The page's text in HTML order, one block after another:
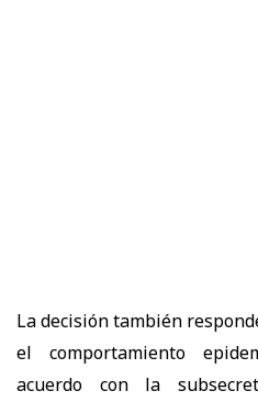
La decisión también
el comportamiento
acuerdo con la